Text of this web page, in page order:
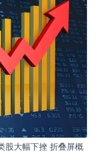
股大幅下挫 折叠屏概